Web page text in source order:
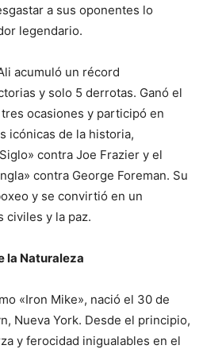
a sus oponentes lo
legendario.
acumuló un récord
y solo 5 derrotas. Ganó el
ocasiones y participó en
icónicas de la historia,
contra Joe Frazier y el
contra George Foreman. Su
y se convirtió en un
civiles y la paz.
la Naturaleza
«Iron Mike», nació el 30 de
Nueva York. Desde el principio,
y ferocidad inigualables en el